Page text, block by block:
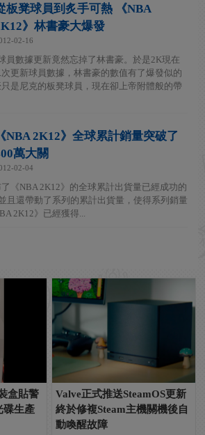
板凳球員到炙手可熱 《NBA
》林書豪大爆發
02-16
員數據更新竟然忘掉了林書豪。於是2K現在
更新球員數據，林書豪的數值有了爆發似的
是尼克的板凳球員，現在卻上帝附體般的帶
《NBA 2K12》全球累計銷量突破了
萬大關
02-04
《NBA 2K12》的全球累計出貨量已經成功的
且還帶動了系列的累計出貨量，使得系列銷量
2K12》已經獲得...
盒貼警
碟生產
Valve正式推送SteamOS更新
終於修複Steam主機關機後自
動喚醒故障